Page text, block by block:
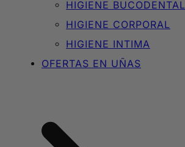
HIGIENE BUCODENTAL
HIGIENE CORPORAL
HIGIENE INTIMA
OFERTAS EN UÑAS